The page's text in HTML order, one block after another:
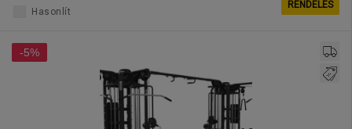
RENDELÉS
Hasonlít
-5%